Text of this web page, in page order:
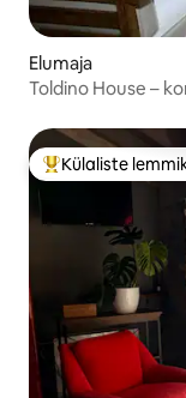
Elumaja
Toldino House –
Külaliste suur
Külaliste